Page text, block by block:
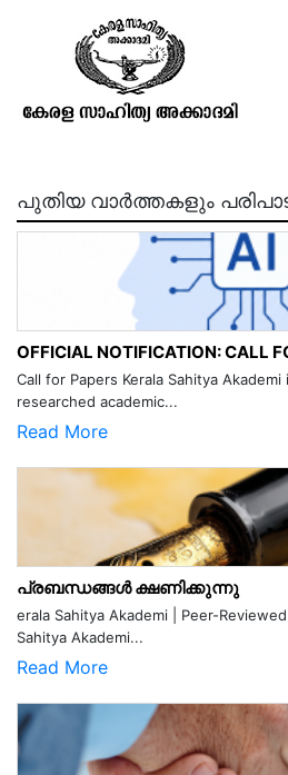
ഹൂ ഈസ്
പുതിയ വാർത്തകളും
OFFICIAL NOTIFICATION: CALL
Call for Papers Kerala Sahitya
researched academic...
Read More
പ്രബന്ധങ്ങൾ ക്ഷണിക്കുന്നു
erala Sahitya Akademi | Peer-
Sahitya Akademi...
Read More